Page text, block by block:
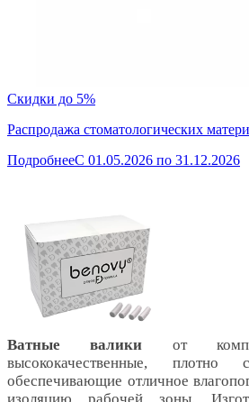
Скидки до 5%
Распродажа стоматологических
ПодробнееC 01.05.2026 по 31.12.2026
Ватные валики от
высококачественные, плотно
обеспечивающие отличное
изоляцию рабочей зоны.